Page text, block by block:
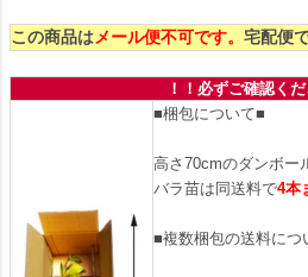
この商品はメール便不可です。 宅配便
！！必ずご確認くだ
■梱包について■
高さ70cmのダンボー
バラ苗は同送料で4本
■複数梱包の送料につ